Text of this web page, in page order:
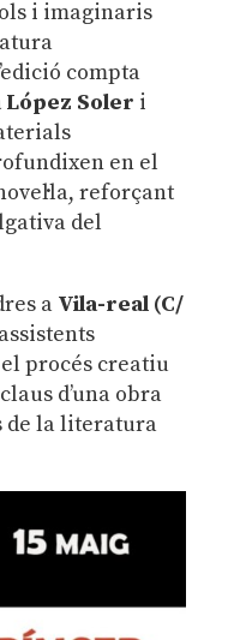
i imaginaris
compta
López Soler i
en el
reforçant
del
a Vila-real (C/
procés creatiu
d’una obra
de la literatura